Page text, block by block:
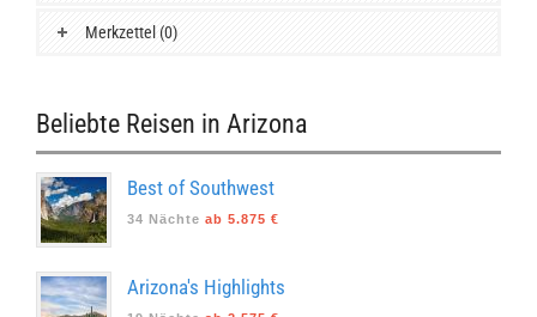
Merkzettel (0)
Beliebte Reisen in Arizona
Best of Southwest
34 Nächte ab 5.875 €
Arizona's Highlights